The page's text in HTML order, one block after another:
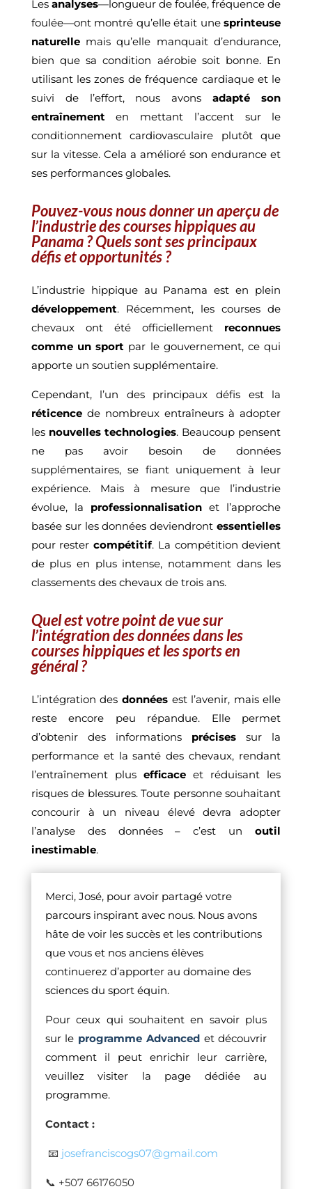
Les analyses—longueur de foulée, fréquence de
foulée—ont montré qu’elle était unesprinteuse
naturellemais qu’elle manquait d’endurance,
bien que sa condition aérobie soit bonne. En
utilisant les zones de fréquence cardiaque et le
suivi de l’effort, nous avonsadapté son
entraînementen mettant l’accent sur le
conditionnement cardiovasculaire plutôt que
sur la vitesse. Cela a amélioré son endurance et
ses performances globales.
Pouvez-vous nous donner un aperçu de
l’industrie des courses hippiques au
Panama ? Quels sont ses principaux
défis et opportunités ?
L’industrie hippique au Panama est en plein
développement. Récemment, les courses de
chevaux ont été officiellement reconnues
comme un sport par le gouvernement, ce qui
apporte un soutien supplémentaire.
Cependant, l’un des principaux défis est la
réticencede nombreux entraîneurs à adopter
les nouvelles technologies. Beaucoup pensent
ne pas avoir besoin de données
supplémentaires, se fiant uniquement à leur
expérience. Mais à mesure que l’industrie
évolue, la professionnalisation et l’approche
basée sur les données deviendrontessentielles
pour restercompétitif. La compétition devient
de plus en plus intense, notamment dans les
classements des chevaux de trois ans.
Quel est votre point de vue sur
l’intégration des données dans les
courses hippiques et les sports en
général ?
L’intégration des donnéesest l’avenir, mais elle
reste encore peu répandue. Elle permet
d’obtenir des informations précises sur la
performance et la santé des chevaux, rendant
l’entraînement plus efficaceet réduisant les
risques de blessures. Toute personne souhaitant
concourir à un niveau élevé devra adopter
l’analyse des données – c’est unoutil
inestimable.
Merci, José, pour avoir partagé votre
parcours inspirant avec nous. Nous avons
hâte de voir les succès et les contributions
que vous et nos anciens élèves
continuerez d’apporter au domaine des
sciences du sport équin.
Pour ceux qui souhaitent en savoir plus
sur le programme Advancedet découvrir
comment il peut enrichir leur carrière,
veuillez visiter la page dédiée au
programme.
Contact :
📧 josefranciscogs07@gmail.com
📞 +507 66176050